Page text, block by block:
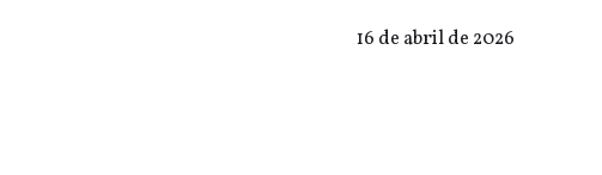
16 de abril de 2026